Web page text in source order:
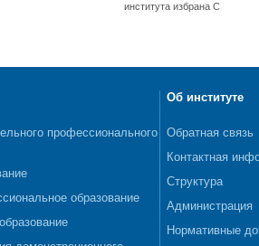
института избрана С
профессионального
образование
Об институте
Обратная связь
Контактная
Структура
Администрация
Нормативные